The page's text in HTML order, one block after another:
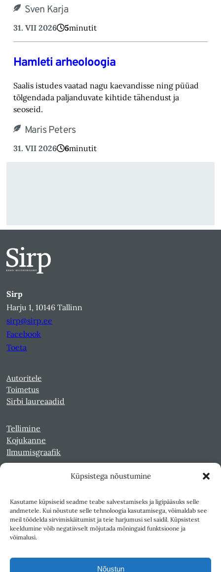
Küpsistega nõustumine
Kasutame küpsiseid seadme teabe salvestamiseks ja ligipääsuks selle
andmetele. Kui nõustute selle tehnoloogia kasutamisega, võimaldab see
meil töödelda sirvimiskäitumist ja teie harjumusi sel saidil. Küpsistest
keeldumine võib negatiivselt mõjutada mõningaid funktsioone ja
võimalusi.
Nõustun
Sven Karja
31. VII 2026 5minutit
Hamleti arheoloogia
Saalis istudes vaatad nagu kaevandisse ning püüad
tõlgendada paljanduvate kihtide tähendust ja
seoseid.
Maris Peters
31. VII 2026 6minutit
Sirp
Harju 1, 10146 Tallinn
sirp@sirp.ee
Facebook
Toeta
Autoritele
Toimetus
Sirbi laureaadid
Tellimine
Kojukanne
Ilmumisgraafik
Kultuurileht 1994-1997
Reede 1989-1990
Sirp ja Vasar 1940-1989